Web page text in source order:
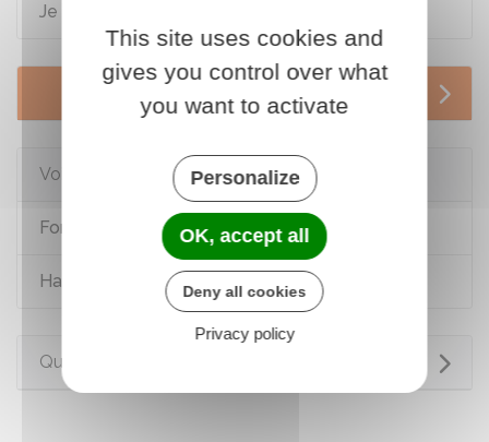
Je suis en situation de handicap
Services en ligne et formulaires
Voir aussi
Formation des personnes handicapées
Handicap : allocations (AAH, AEEH) et aides
Questions ? Réponses !
This site uses cookies and
gives you control over what
you want to activate
Personalize
OK, accept all
Deny all cookies
Privacy policy